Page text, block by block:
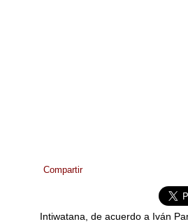
Compartir
Intiwatana, de acuerdo a Iván